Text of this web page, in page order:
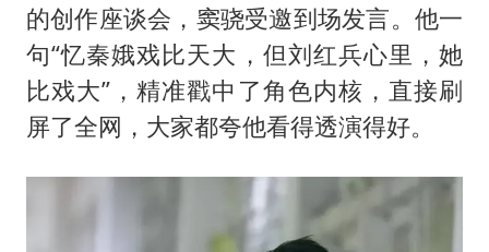
的创作座谈会，窦骁受邀到场发言。他一
句“忆秦娥戏比天大，但刘红兵心里，她
比戏大”，精准戳中了角色内核，直接刷
屏了全网，大家都夸他看得透演得好。